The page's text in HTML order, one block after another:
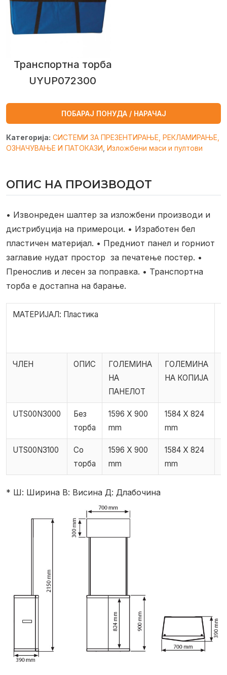
Транспортна торба
UYUP072300
ПОБАРАЈ ПОНУДА / НАРАЧАЈ
Категорија: СИСТЕМИ ЗА ПРЕЗЕНТИРАЊЕ, РЕКЛАМИРАЊЕ,
ОЗНАЧУВАЊЕ И ПАТОКАЗИ Изложбени маси и пултови
ОПИС НА ПРОИЗВОДОТ
• Извонреден шалтер за изложбени производи и
дистрибуција на примероци. • Изработен бел
пластичен материјал. • Предниот панел и горниот
заглавие нудат простор за печатење постер. •
Пренослив и лесен за поправка. • Транспортна
торба е достапна на барање.
МАТЕРИЈАЛ: Пластика
ЧЛЕН ОПИС
ГОЛЕМИНА
НА
ПАНЕЛОТ
ГОЛЕМИНА
НА КОПИЈА
UTS00N3000
Без
торба
1596 X 900
mm
1584 X 824
mm
UTS00N3100
Со
торба
1596 X 900
mm
1584 X 824
mm
* Ш: Ширина В: Висина Д: Длабочина